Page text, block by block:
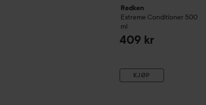
Redken
Extreme Conditioner 500
ml
409 kr
KJØP